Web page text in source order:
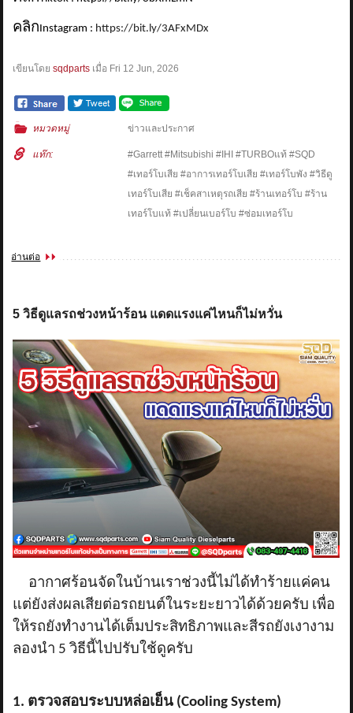
คลิก Instagram : https://bit.ly/3AFxMDx
เขียนโดยsqdparts เมื่อ Fri 12 Jun, 2026
หมวดหมู่ ข่าวและประกาศ
แท๊ก:
#Garrett #Mitsubishi #IHI #TURBOแท้ #SQD
#เทอร์โบเสีย #อาการเทอร์โบเสีย #เทอร์โบพัง #วิธีดู
เทอร์โบเสีย #เช็คสาเหตุรถเสีย #ร้านเทอร์โบ #ร้าน
เทอร์โบแท้ #เปลี่ยนเบอร์โบ #ซ่อมเทอร์โบ
อ่านต่อ
5 วิธีดูแลรถช่วงหน้าร้อน แดดแรงแค่ไหนก็ไม่หวั่น
อากาศร้อนจัดในบ้านเราช่วงนี้ไม่ได้ทำร้ายแค่คน
แต่ยังส่งผลเสียต่อรถยนต์ในระยะยาวได้ด้วยครับ เพื่อ
ให้รถยังทำงานได้เต็มประสิทธิภาพและสีรถยังเงางาม
ลองนำ 5 วิธีนี้ไปปรับใช้ดูครับ
1. ตรวจสอบระบบหล่อเย็น (Cooling System)